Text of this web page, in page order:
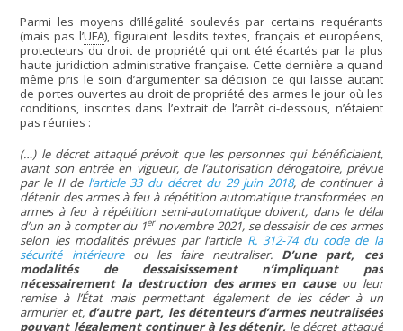
Parmi les moyens d’illégalité soulevés par certains requérants
(mais pas l’UFA), figuraient lesdits textes, français et européens,
protecteurs du droit de propriété qui ont été écartés par la plus
haute juridiction administrative française. Cette dernière a quand
même pris le soin d’argumenter sa décision ce qui laisse autant
de portes ouvertes au droit de propriété des armes le jour où les
conditions, inscrites dans l’extrait de l’arrêt ci-dessous, n’étaient
pas réunies :
(…) le décret attaqué prévoit que les personnes qui bénéficiaient,
avant son entrée en vigueur, de l’autorisation dérogatoire, prévue
par le II de l’article 33 du décret du 29 juin 2018, de continuer à
détenir des armes à feu à répétition automatique transformées en
armes à feu à répétition semi-automatique doivent, dans le délai
d’un an à compter du 1ernovembre 2021, se dessaisir de ces armes
selon les modalités prévues par l’article R. 312-74 du code de la
sécurité intérieureou les faire neutraliser. D’une part, ces
modalités de dessaisissement n’impliquant pas
nécessairement la destruction des armes en causeou leur
remise à l’État mais permettant également de les céder à un
armurier et, d’autre part, les détenteurs d’armes neutralisées
pouvant légalement continuer à les détenir, le décret attaqué